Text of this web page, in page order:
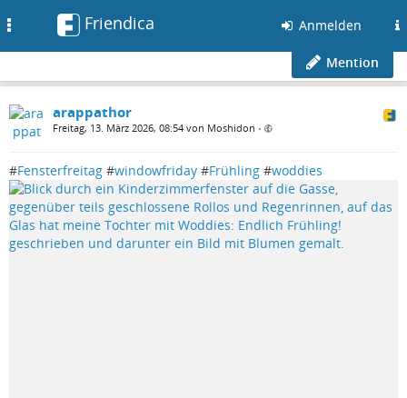
Friendica Anmelden
Mention
arappathor
Freitag, 13. März 2026, 08:54 von Moshidon •
#Fensterfreitag #windowfriday #Frühling #woddies